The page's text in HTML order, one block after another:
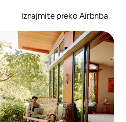
Iznajmite preko Airbnba